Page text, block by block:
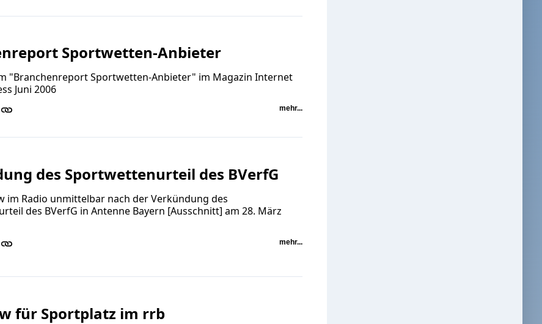
Sportwetten-Anbieter
"Branchenreport Sportwetten-Anbieter" im Magazin Internet
Juni 2006
mehr...
des Sportwettenurteil des BVerfG
im Radio unmittelbar nach der Verkündung des
des BVerfG in Antenne Bayern [Ausschnitt] am 28. März
mehr...
für Sportplatz im rrb